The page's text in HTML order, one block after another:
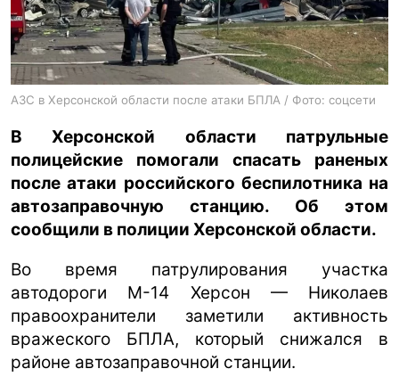
ua ru en
АЗС в Херсонской области после атаки БПЛА / Фото: соцсети
В Херсонской области патрульные
полицейские помогали спасать раненых
после атаки российского беспилотника на
автозаправочную станцию. Об этом
сообщили в полиции Херсонской области.
Во время патрулирования участка
автодороги М-14 Херсон — Николаев
правоохранители заметили активность
вражеского БПЛА, который снижался в
районе автозаправочной станции.